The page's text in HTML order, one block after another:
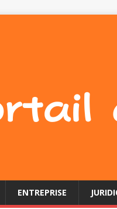
ENTREPRISE